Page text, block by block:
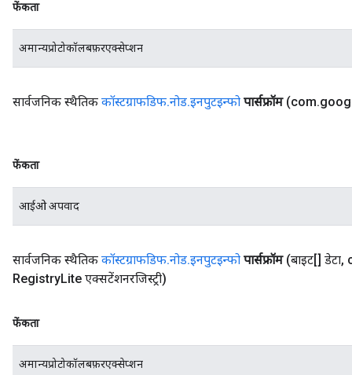
फेंकता
अमान्यप्रोटोकॉलबफ़रएक्सेप्शन
सार्वजनिक स्थैतिक कॉस्टग्राफडिफ.नोड.इनपुटइन्फो पार्सफ्रॉम (com.
फेंकता
आईओ अपवाद
सार्वजनिक स्थैतिक कॉस्टग्राफडिफ.नोड.इनपुटइन्फो पार्सफ्रॉम (बाइट[] डेटा,
RegistryLite एक्सटेंशनरजिस्ट्री)
फेंकता
अमान्यप्रोटोकॉलबफ़रएक्सेप्शन